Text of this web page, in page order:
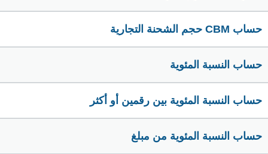
حساب CBM حجم الشحنة التجارية
حساب النسبة المئوية
حساب النسبة المئوية بين رقمين أو أكثر
حساب النسبة المئوية من مبلغ